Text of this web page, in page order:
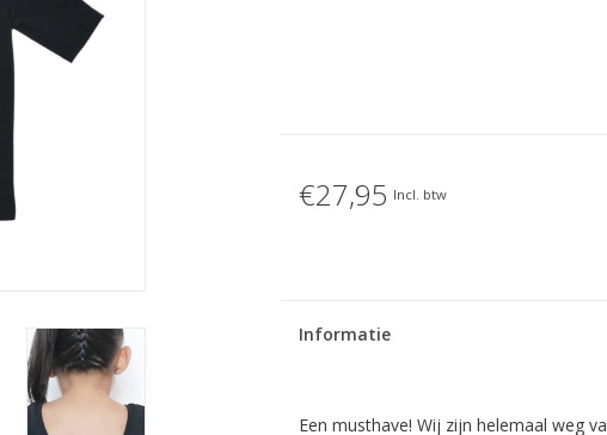
€27,95 Incl. btw
Informatie
Een musthave! Wij zijn helemaal weg